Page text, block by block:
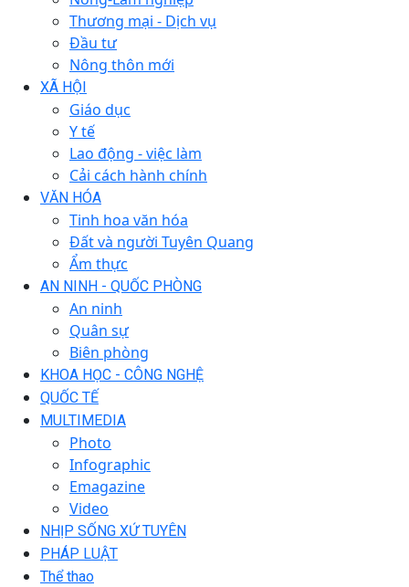
Thương mại - Dịch vụ
Đầu tư
Nông thôn mới
XÃ HỘI
Giáo dục
Y tế
Lao động - việc làm
Cải cách hành chính
VĂN HÓA
Tinh hoa văn hóa
Đất và người Tuyên Quang
Ẩm thực
AN NINH - QUỐC PHÒNG
An ninh
Quân sự
Biên phòng
KHOA HỌC - CÔNG NGHỆ
QUỐC TẾ
MULTIMEDIA
Photo
Infographic
Emagazine
Video
NHỊP SỐNG XỨ TUYÊN
PHÁP LUẬT
Thể thao